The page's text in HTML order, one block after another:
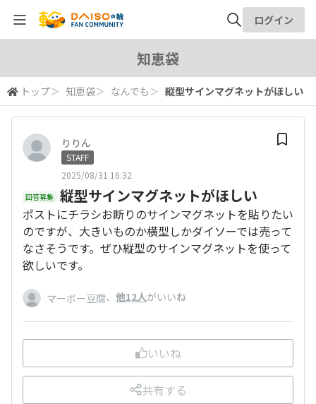
検索
ログイン
知恵袋
トップ＞ 知恵袋＞ なんでも ＞ 縦型サインマグネットがほしい
りりん
STAFF
2025/08/31 16:32
回答募集 縦型サインマグネットがほしい
ポストにチラシお断りのサインマグネットを貼りたい
のですが、大きいものか横型しかダイソーでは売って
なさそうです。ぜひ縦型のサインマグネットを使って
欲しいです。
マーボー豆腐、 他12人がいいね
いいね
共有する